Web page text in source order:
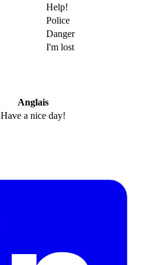
Help!
Police
Danger
I'm lost
Anglais
Have a nice day!